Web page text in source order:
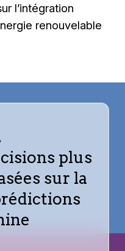
l’intégration
renouvelable
plus
sur la